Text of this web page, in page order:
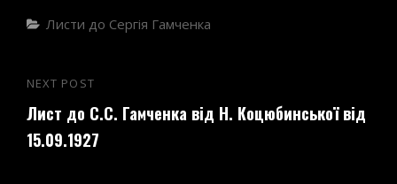
Categories
Листи до Сергія Гамченка
Навігація
записів
Next
Post
NEXT POST
Лист до С.С. Гамченка від Н. Коцюбинської від
15.09.1927